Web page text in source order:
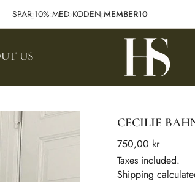
Besøg vores showroom på Vesterbro
US
CECILIE
Regular
price
750,00 kr
Taxes included.
Shipping